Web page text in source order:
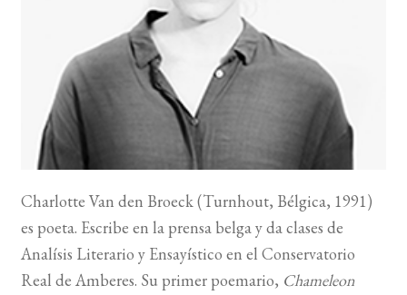
BUSCAR
LISTA DE LIBROS
Charlotte Van den Broeck(Turnhout, Bélgica, 1991)
es poeta. Escribe en la prensa belga y da clases de
Analísis Literario y Ensayístico en el Conservatorio
Real de Amberes. Su primer poemario, Chameleon